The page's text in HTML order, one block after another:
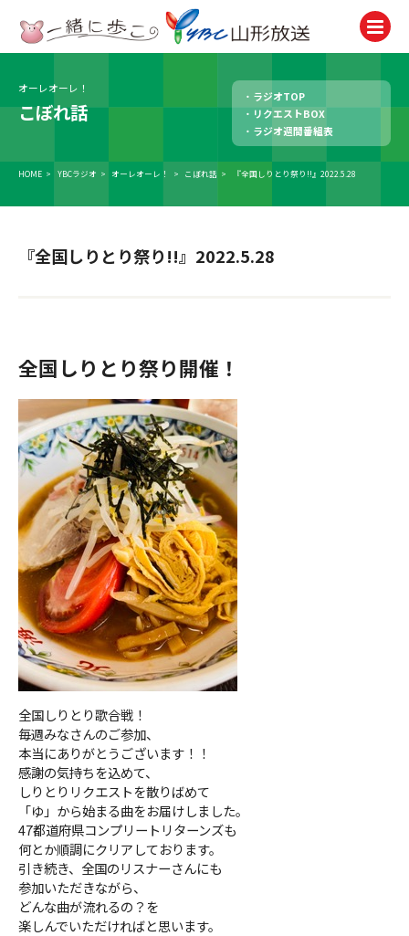
ラジオ
Radio
Present
ＹＢＣオンデマンド
やまがた情熱市場
オーレオーレ！
こぼれ話
ラジオTOP
リクエストBOX
ラジオ週間番組表
HOME > YBCラジオ > オーレオーレ！ > こぼれ話 > 『全国しりとり祭り!!』2022.5.28
『全国しりとり祭り!!』2022.5.28
全国しりとり祭り開催！
全国しりとり歌合戦！
毎週みなさんのご参加、
本当にありがとうございます！！
感謝の気持ちを込めて、
しりとりリクエストを散りばめて
「ゆ」から始まる曲をお届けしました。
47都道府県コンプリートリターンズも
何とか順調にクリアしております。
引き続き、全国のリスナーさんにも
参加いただきながら、
どんな曲が流れるの？を
楽しんでいただければと思います。